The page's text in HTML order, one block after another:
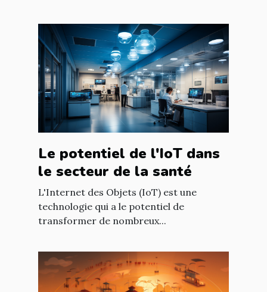
Le potentiel de l'IoT dans
le secteur de la santé
L'Internet des Objets (IoT) est une
technologie qui a le potentiel de
transformer de nombreux...